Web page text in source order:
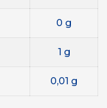
0 g
1 g
0,01 g